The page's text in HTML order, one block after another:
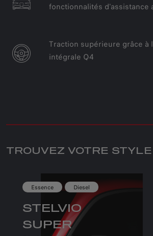
fonctionnalités d'assistance
Traction supérieure grâce à
intégrale Q4
TROUVEZ VOTRE STYLE
Essence Diesel
STELVIO
SUPER